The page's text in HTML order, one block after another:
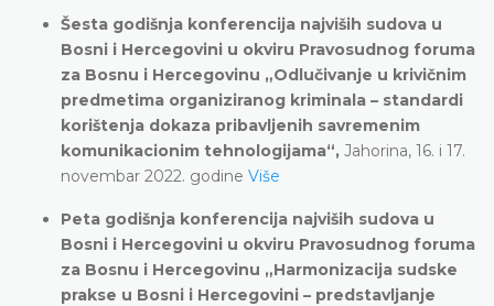
Šesta godišnja konferencija najviših sudova u
Bosni i Hercegovini u okviru Pravosudnog foruma
za Bosnu i Hercegovinu „Odlučivanje u krivičnim
predmetima organiziranog kriminala – standardi
korištenja dokaza pribavljenih savremenim
komunikacionim tehnologijama“, Jahorina, 16. i 17.
novembar 2022. godine Više
Peta godišnja konferencija najviših sudova u
Bosni i Hercegovini u okviru Pravosudnog foruma
za Bosnu i Hercegovinu „Harmonizacija sudske
prakse u Bosni i Hercegovini – predstavljanje